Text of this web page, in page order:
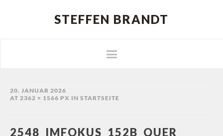
STEFFEN BRANDT
20. JANUAR 2026
AT 2362 × 1566 PX IN STARTSEITE
2548_IMFOKUS_152B_QUER